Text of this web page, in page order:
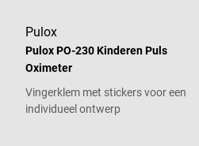
Pulox
Pulox PO-230 Kinderen Puls
Oximeter
Vingerklem met stickers voor een
individueel ontwerp